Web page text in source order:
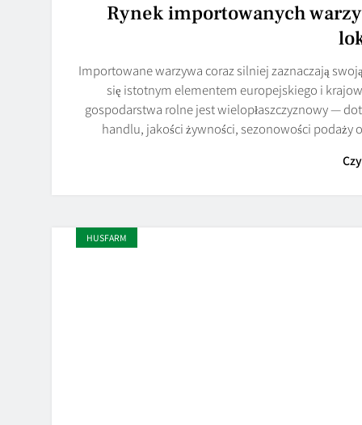
Rynek importowanych
Importowane warzywa coraz silniej zaznaczają
się istotnym elementem europejskiego i
gospodarstwa rolne jest wielopłaszczyznowy —
handlu, jakości żywności, sezonowości
HUSFARM